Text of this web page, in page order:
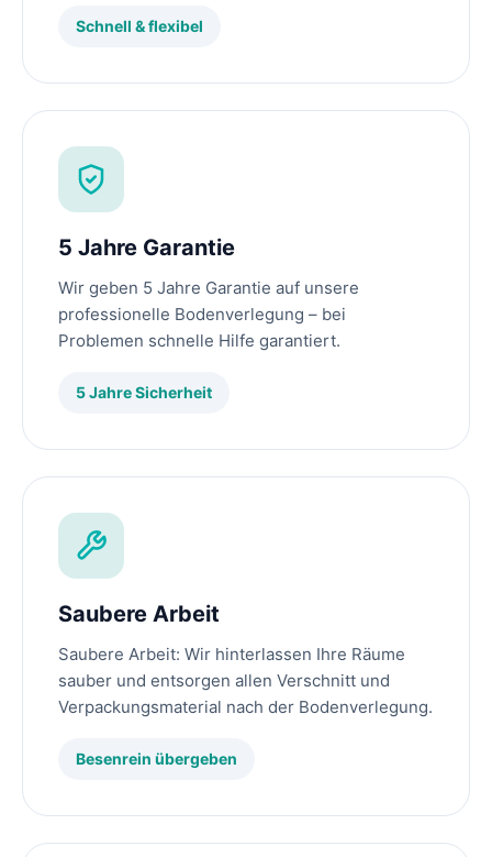
Schnell & flexibel
5 Jahre Garantie
Wir geben 5 Jahre Garantie auf unsere
professionelle Bodenverlegung – bei
Problemen schnelle Hilfe garantiert.
5 Jahre Sicherheit
Saubere Arbeit
Saubere Arbeit: Wir hinterlassen Ihre Räume
sauber und entsorgen allen Verschnitt und
Verpackungsmaterial nach der Bodenverlegung.
Besenrein übergeben